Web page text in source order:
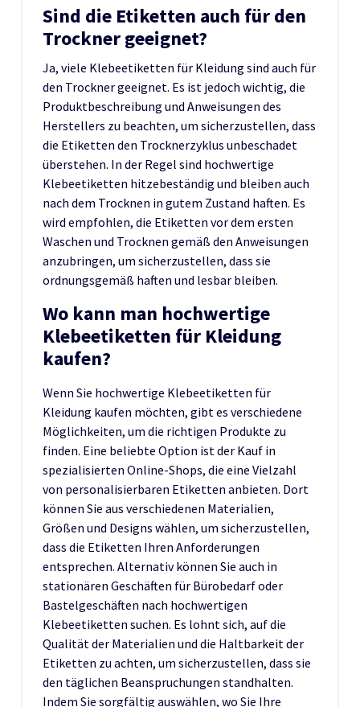
Sind die Etiketten auch für den
Trockner geeignet?
Ja, viele Klebeetiketten für Kleidung sind auch für
den Trockner geeignet. Es ist jedoch wichtig, die
Produktbeschreibung und Anweisungen des
Herstellers zu beachten, um sicherzustellen, dass
die Etiketten den Trocknerzyklus unbeschadet
überstehen. In der Regel sind hochwertige
Klebeetiketten hitzebeständig und bleiben auch
nach dem Trocknen in gutem Zustand haften. Es
wird empfohlen, die Etiketten vor dem ersten
Waschen und Trocknen gemäß den Anweisungen
anzubringen, um sicherzustellen, dass sie
ordnungsgemäß haften und lesbar bleiben.
Wo kann man hochwertige
Klebeetiketten für Kleidung
kaufen?
Wenn Sie hochwertige Klebeetiketten für
Kleidung kaufen möchten, gibt es verschiedene
Möglichkeiten, um die richtigen Produkte zu
finden. Eine beliebte Option ist der Kauf in
spezialisierten Online-Shops, die eine Vielzahl
von personalisierbaren Etiketten anbieten. Dort
können Sie aus verschiedenen Materialien,
Größen und Designs wählen, um sicherzustellen,
dass die Etiketten Ihren Anforderungen
entsprechen. Alternativ können Sie auch in
stationären Geschäften für Bürobedarf oder
Bastelgeschäften nach hochwertigen
Klebeetiketten suchen. Es lohnt sich, auf die
Qualität der Materialien und die Haltbarkeit der
Etiketten zu achten, um sicherzustellen, dass sie
den täglichen Beanspruchungen standhalten.
Indem Sie sorgfältig auswählen, wo Sie Ihre